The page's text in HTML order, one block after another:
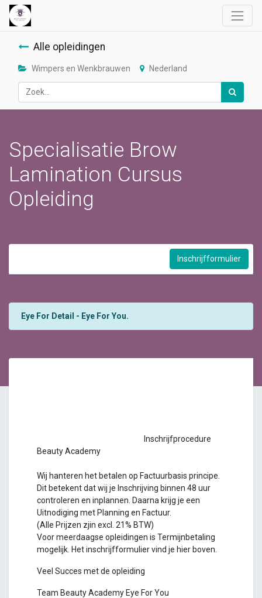
Alle opleidingen
Wimpers en Wenkbrauwen Nederland
Specialisatie Brow
Lamination Cursus
Opleiding
Inschrijfformulier
Eye For Detail - Eye For You.
Inschrijfprocedure
Beauty Academy
Wij hanteren het betalen op Factuurbasis principe.
Dit betekent dat wij je Inschrijving binnen 48 uur
controleren en inplannen. Daarna krijg je een
Uitnodiging met Planning en Factuur.
(Alle Prijzen zjin excl. 21% BTW)
Voor meerdaagse opleidingen is Termijnbetaling
mogelijk. Het inschrijfformulier vind je hier boven.
Veel Succes met de opleiding
Team Beauty Academy Eye For You